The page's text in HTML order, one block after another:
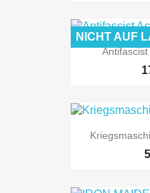
Antifascist
NICHT AUF